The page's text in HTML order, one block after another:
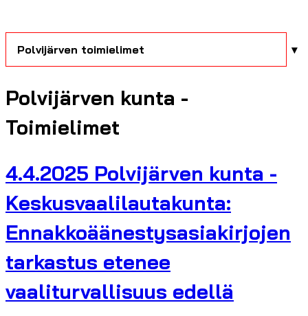
Polvijärven toimielimet
Polvijärven kunta -
Toimielimet
4.4.2025 Polvijärven kunta -
Keskusvaalilautakunta:
Ennakkoäänestysasiakirjojen
tarkastus etenee
vaaliturvallisuus edellä